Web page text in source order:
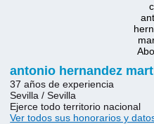
antonio hernandez
37 años de experiencia
Sevilla / Sevilla
Ejerce todo territorio nacional
Ver todos sus honorarios y